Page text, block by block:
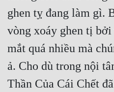
ghen tỵ đang làm gì.
vòng xoáy ghen tị
mắt quá nhiều mà
ả. Cho dù trong nội
Thần Của Cái Chết